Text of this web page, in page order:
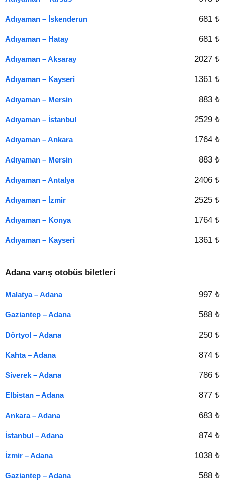
Adıyaman – İskenderun 681 ₺
Adıyaman – Hatay 681 ₺
Adıyaman – Aksaray 2027 ₺
Adıyaman – Kayseri 1361 ₺
Adıyaman – Mersin 883 ₺
Adıyaman – İstanbul 2529 ₺
Adıyaman – Ankara 1764 ₺
Adıyaman – Mersin 883 ₺
Adıyaman – Antalya 2406 ₺
Adıyaman – İzmir 2525 ₺
Adıyaman – Konya 1764 ₺
Adıyaman – Kayseri 1361 ₺
Adana varış otobüs biletleri
Malatya – Adana 997 ₺
Gaziantep – Adana 588 ₺
Dörtyol – Adana 250 ₺
Kahta – Adana 874 ₺
Siverek – Adana 786 ₺
Elbistan – Adana 877 ₺
Ankara – Adana 683 ₺
İstanbul – Adana 874 ₺
İzmir – Adana 1038 ₺
Gaziantep – Adana 588 ₺